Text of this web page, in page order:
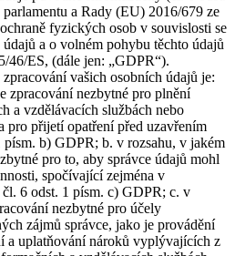
a Rady (EU) 2016/679 ze
fyzických osob v souvislosti se
a o volném pohybu těchto údajů
46/ES, (dále jen: „GDPR“).
vašich osobních údajů je:
zpracování nezbytné pro plnění
a vzdělávacích službách nebo
pro přijetí opatření před uzavřením
b) GDPR; b. v rozsahu, v jakém
pro to, aby správce údajů mohl
spočívající zejména v
6 odst. 1 písm. c) GDPR; c. v
nezbytné pro účely
zájmů správce, jako je provádění
a uplatňování nároků vyplývajících z